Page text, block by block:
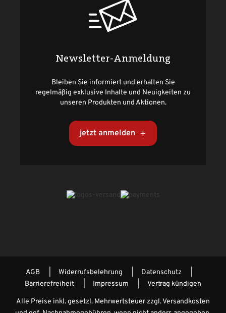
Newsletter-Anmeldung
Bleiben Sie informiert und erhalten Sie
regelmäßig exklusive Inhalte und Neuigkeiten zu
unseren Produkten und Aktionen.
jetzt anmelden
AGB Widerrufsbelehrung
Datenschutz
Barrierefreiheit
Impressum Vertrag kündigen
Alle Preise inkl. gesetzl. Mehrwertsteuer zzgl.Versandkosten